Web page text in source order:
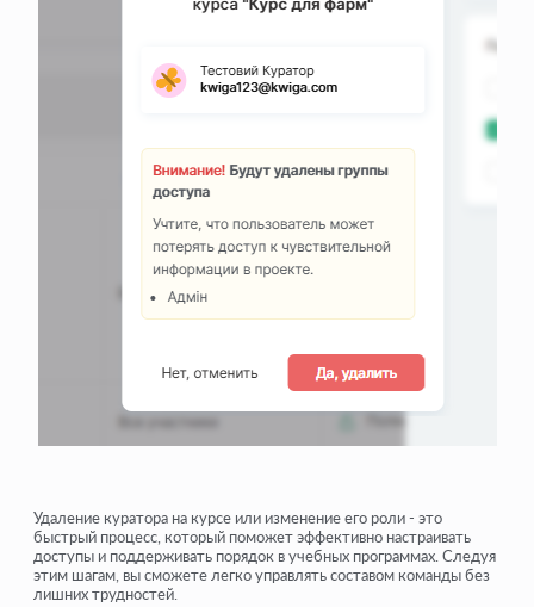
Удаление куратора на курсе или изменение его роли - это
быстрый процесс, который поможет эффективно настраивать
доступы и поддерживать порядок в учебных программах. Следуя
этим шагам, вы сможете легко управлять составом команды без
лишних трудностей.